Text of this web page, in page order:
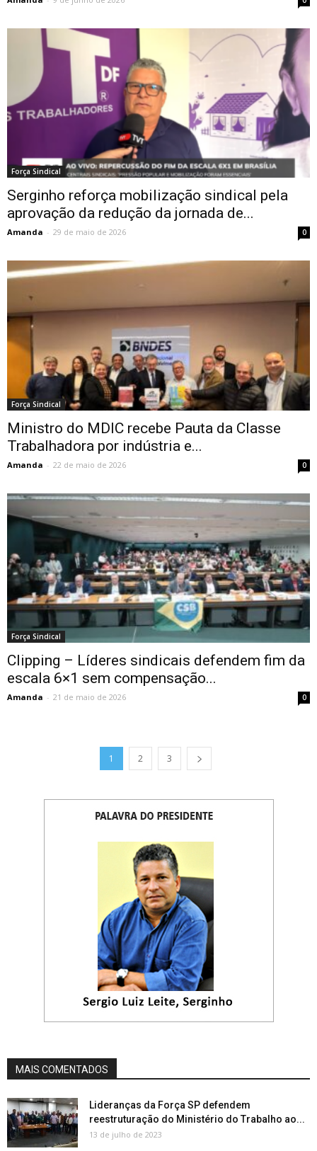
Força Sindical
Serginho reforça mobilização sindical pela
aprovação da redução da jornada de...
Amanda - 29 de maio de 2026 0
Força Sindical
Ministro do MDIC recebe Pauta da Classe
Trabalhadora por indústria e...
Amanda - 22 de maio de 2026 0
Força Sindical
Clipping – Líderes sindicais defendem fim da
escala 6×1 sem compensação...
Amanda - 21 de maio de 2026 0
1 2 3
MAIS COMENTADOS
Lideranças da Força SP defendem
reestruturação do Ministério do Trabalho ao...
13 de julho de 2023